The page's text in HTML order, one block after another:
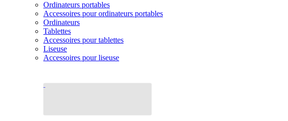
Ordinateurs portables
Accessoires pour ordinateurs portables
Ordinateurs
Tablettes
Accessoires pour tablettes
Liseuse
Accessoires pour liseuse